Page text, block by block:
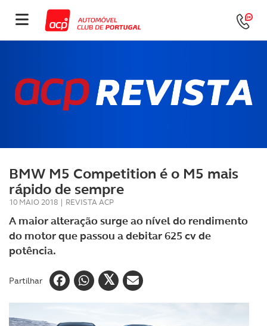
BMW M5 Competition é o M5 mais
rápido de sempre
10 MAIO 2018 | REVISTA ACP
A maior alteração surge ao nível do rendimento
do motor que passou a debitar 625 cv de
potência.
Partilhar